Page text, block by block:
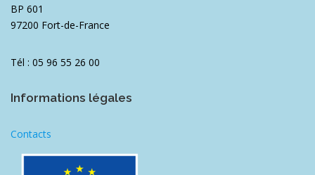
BP 601
97200 Fort-de-France
Tél : 05 96 55 26 00
Informations légales
Contacts